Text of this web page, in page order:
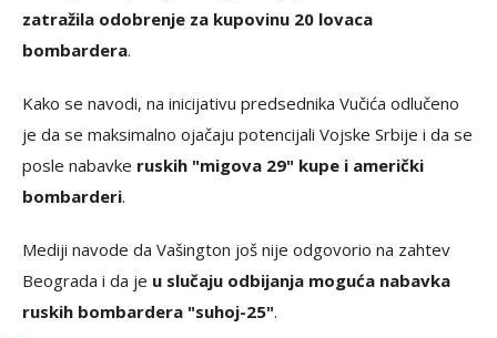
zatražila odobrenje za kupovinu 20 lovaca
bombardera.
Kako se navodi, na inicijativu predsednika Vučića odlučeno
je da se maksimalno ojačaju potencijali Vojske Srbije i da se
posle nabavke ruskih "migova 29" kupe i američki
bombarderi.
Mediji navode da Vašington još nije odgovorio na zahtev
Beograda i da je u slučaju odbijanja moguća nabavka
ruskih bombardera "suhoj-25".